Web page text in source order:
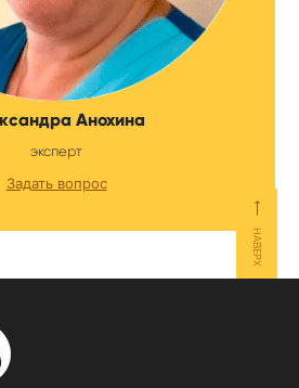
Анохина
эксперт
Задать вопрос
⟵
НАВЕРХ